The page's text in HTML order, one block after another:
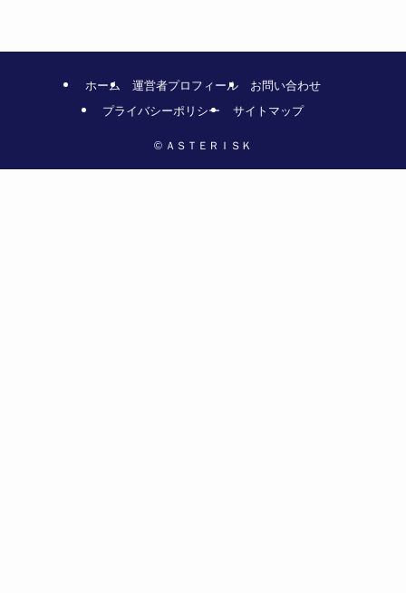
ホーム 運営者プロフィール
お問い合わせ
プライバシーポリシー
サイトマップ
© ＡＳＴＥＲＩＳＫ